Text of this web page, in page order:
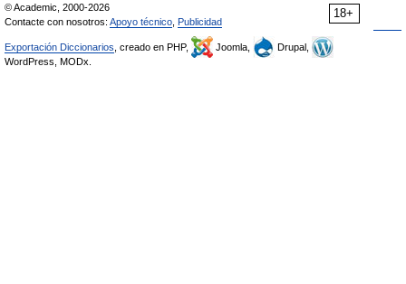
18+
© Academic, 2000-2026
Contacte con nosotros: Apoyo técnico Publicidad
Exportación Diccionarios , creado en PHP, Joomla,
Drupal,
WordPress, MODx.